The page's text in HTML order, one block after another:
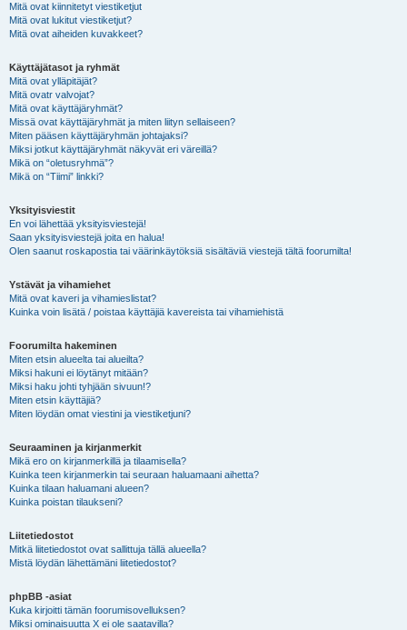
Mitä ovat kiinnitetyt viestiketjut
Mitä ovat lukitut viestiketjut?
Mitä ovat aiheiden kuvakkeet?
Käyttäjätasot ja ryhmät
Mitä ovat ylläpitäjät?
Mitä ovatr valvojat?
Mitä ovat käyttäjäryhmät?
Missä ovat käyttäjäryhmät ja miten liityn sellaiseen?
Miten pääsen käyttäjäryhmän johtajaksi?
Miksi jotkut käyttäjäryhmät näkyvät eri väreillä?
Mikä on “oletusryhmä”?
Mikä on “Tiimi” linkki?
Yksityisviestit
En voi lähettää yksityisviestejä!
Saan yksityisviestejä joita en halua!
Olen saanut roskapostia tai väärinkäytöksiä sisältäviä viestejä tältä foorumilta!
Ystävät ja vihamiehet
Mitä ovat kaveri ja vihamieslistat?
Kuinka voin lisätä / poistaa käyttäjiä kavereista tai vihamiehistä
Foorumilta hakeminen
Miten etsin alueelta tai alueilta?
Miksi hakuni ei löytänyt mitään?
Miksi haku johti tyhjään sivuun!?
Miten etsin käyttäjiä?
Miten löydän omat viestini ja viestiketjuni?
Seuraaminen ja kirjanmerkit
Mikä ero on kirjanmerkillä ja tilaamisella?
Kuinka teen kirjanmerkin tai seuraan haluamaani aihetta?
Kuinka tilaan haluamani alueen?
Kuinka poistan tilaukseni?
Liitetiedostot
Mitkä liitetiedostot ovat sallittuja tällä alueella?
Mistä löydän lähettämäni liitetiedostot?
phpBB -asiat
Kuka kirjoitti tämän foorumisovelluksen?
Miksi ominaisuutta X ei ole saatavilla?